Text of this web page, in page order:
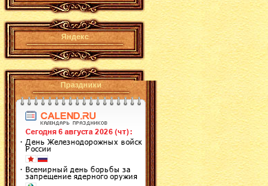
Яндекс
Праздники